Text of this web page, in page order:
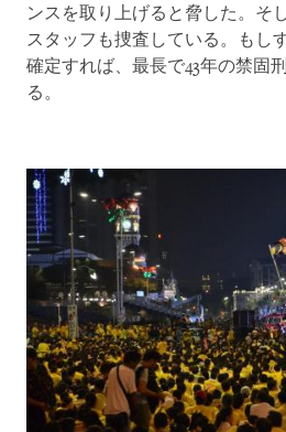
ンスを取り上げると脅した。そ
スタッフも捜査している。もし
確定すれば、最長で43年の禁固
る。